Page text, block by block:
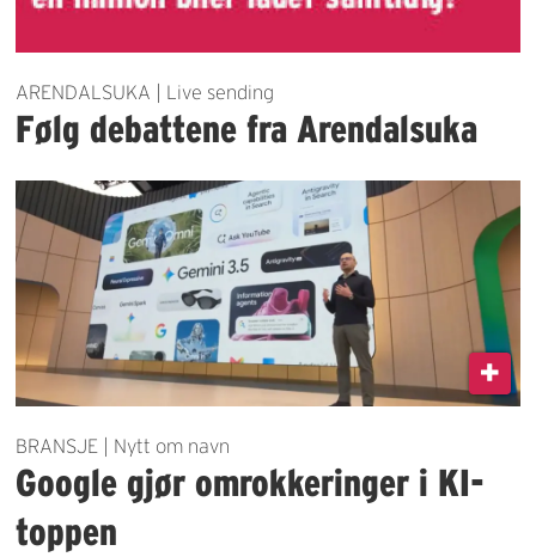
ARENDALSUKA | Live sending
Følg debattene fra Arendalsuka
BRANSJE | Nytt om navn
Google gjør omrokkeringer i KI-
toppen